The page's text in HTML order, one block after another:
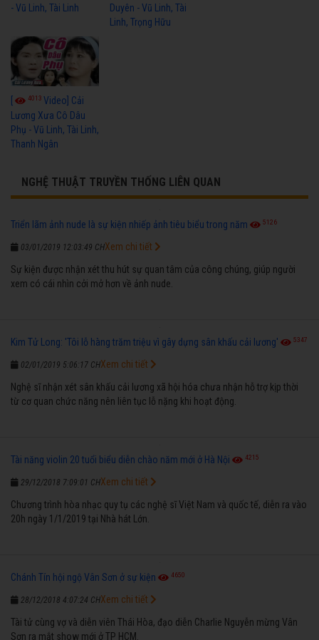
- Vũ Linh, Tài Linh
Duyên - Vũ Linh, Tài
Linh, Trọng Hữu
[ 4013 Video] Cải
Lương Xưa Cô Dâu
Phụ - Vũ Linh, Tài Linh,
Thanh Ngân
NGHỆ THUẬT TRUYỀN THỐNG LIÊN QUAN
Triển lãm ảnh nude là sự kiện nhiếp ảnh tiêu biểu trong năm 5126
03/01/2019 12:03:49 CH
Sự kiện được nhận xét thu hút sự quan tâm của công chúng, giúp người
xem có cái nhìn cởi mở hơn về ảnh nude.
Xem chi tiết
Kim Tử Long: 'Tôi lỗ hàng trăm triệu vì gây dựng sân khấu cải lương' 5347
02/01/2019 5:06:17 CH
Nghệ sĩ nhận xét sân khấu cải lương xã hội hóa chưa nhận hỗ trợ kịp thời
từ cơ quan chức năng nên liên tục lỗ nặng khi hoạt động.
Xem chi tiết
Tài năng violin 20 tuổi biểu diễn chào năm mới ở Hà Nội 4215
29/12/2018 7:09:01 CH
Chương trình hòa nhạc quy tụ các nghệ sĩ Việt Nam và quốc tế, diễn ra vào
20h ngày 1/1/2019 tại Nhà hát Lớn.
Xem chi tiết
Chánh Tín hội ngộ Vân Sơn ở sự kiện 4650
28/12/2018 4:07:24 CH
Tài tử cùng vợ và diễn viên Thái Hòa, đạo diễn Charlie Nguyễn mừng Vân
Sơn ra mắt show mới ở TP HCM.
Xem chi tiết